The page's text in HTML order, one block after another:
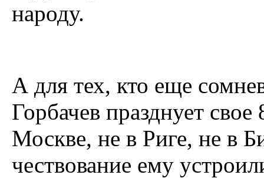
народу.
А для тех, кто еще
Горбачев празднует
Москве, не в Риге, не в
чествование ему